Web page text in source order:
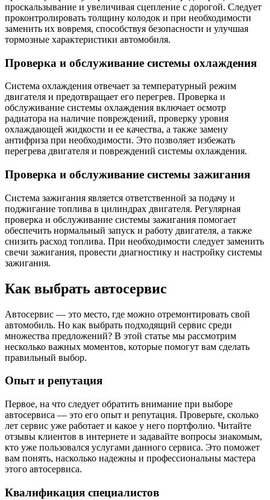
проскальзывание и увеличивая сцепление с дорогой. Следует
проконтролировать толщину колодок и при необходимости
заменить их вовремя, способствуя безопасности и улучшая
тормозные характеристики автомобиля.
Проверка и обслуживание системы охлаждения
Система охлаждения отвечает за температурный режим
двигателя и предотвращает его перегрев. Проверка и
обслуживание системы охлаждения включает осмотр
радиатора на наличие повреждений, проверку уровня
охлаждающей жидкости и ее качества, а также замену
антифриза при необходимости. Это позволяет избежать
перегрева двигателя и повреждений системы охлаждения.
Проверка и обслуживание системы зажигания
Система зажигания является ответственной за подачу и
поджигание топлива в цилиндрах двигателя. Регулярная
проверка и обслуживание системы зажигания помогает
обеспечить нормальный запуск и работу двигателя, а также
снизить расход топлива. При необходимости следует заменить
свечи зажигания, провести диагностику и настройку системы
зажигания.
Как выбрать автосервис
Автосервис — это место, где можно отремонтировать свой
автомобиль. Но как выбрать подходящий сервис среди
множества предложений? В этой статье мы рассмотрим
несколько важных моментов, которые помогут вам сделать
правильный выбор.
Опыт и репутация
Первое, на что следует обратить внимание при выборе
автосервиса — это его опыт и репутация. Проверьте, сколько
лет сервис уже работает и какое у него портфолио. Читайте
отзывы клиентов в интернете и задавайте вопросы знакомым,
кто уже пользовался услугами данного сервиса. Это поможет
вам понять, насколько надежны и профессиональны мастера
этого автосервиса.
Квалификация специалистов